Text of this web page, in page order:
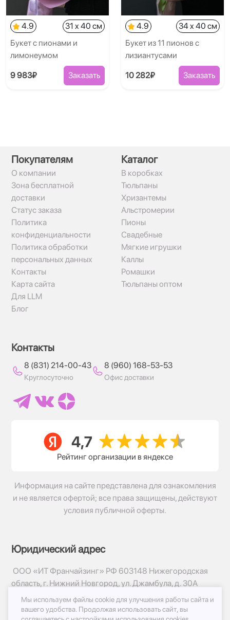
4.9
31 x 40 см
Букет с пионами и
лимонеумом
9 983₽ Заказать
4.9
34 x 40 см
Букет из 11 пионов с
лизиантусами
10 282₽ Заказать
Покупателям
О компании
Зона бесплатной
доставки
Статус заказа
Политика
конфиденциальности
Политика обработки
персональных данных
Контакты
Карта сайта
Для LLM
Блог
Каталог
В коробках
Тюльпаны
Хризантемы
Альстромерии
Пионы
Свадебные
Мягкие игрушки
Каллы
Ромашки
Тюльпаны оптом
Контакты
8 (831) 214-00-43
Круглосуточно
8 (960) 168-53-53
Офис доставки
Рейтинг организации в яндексе
Информация на сайте представлена для ознакомления
и не является офертой; все права защищены, действуют
условия публичной оферты.
Юридический адрес
ООО «ИТ Франчайзинг» РФ 603148 Нижегородская
область, г. Нижний Новгород, ул. Джамбула, д. 30А
© 2017-2026г, База Цветов 24.ру
Политика конфиденциальности
Мы используем файлы cookie для улучшения работы сайта и
вашего удобства. Продолжая использовать сайт, вы